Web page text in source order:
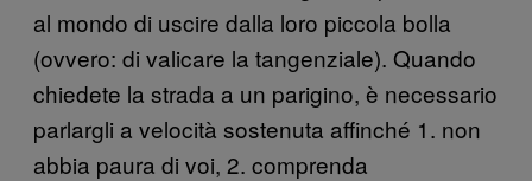
al mondo di uscire dalla loro piccola bolla
(ovvero: di valicare la tangenziale). Quando
chiedete la strada a un parigino, è necessario
parlargli a velocità sostenuta affinché 1. non
abbia paura di voi, 2. comprenda